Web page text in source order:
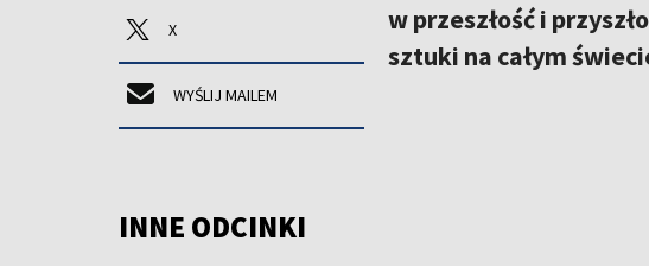
X
WYŚLIJ MAILEM
w przeszłość i
sztuki na całym
INNE ODCINKI